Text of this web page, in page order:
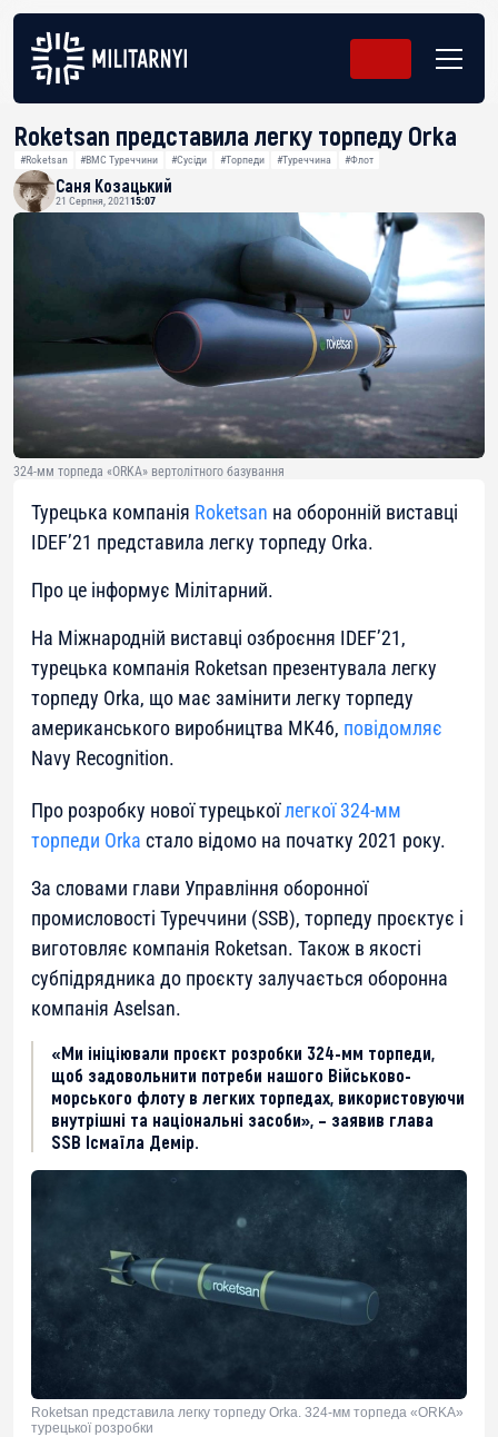
Roketsan представила легку торпеду Orka
#Roketsan #ВМС Туреччини #Сусіди #Торпеди #Туреччина #Флот
Саня Козацький
21 Серпня, 202115:07
324-мм торпеда «ORKA» вертолітного базування
Турецька компанія Roketsan на оборонній виставці
IDEF’21 представила легку торпеду Orka.
Про це інформує Мілітарний.
На Міжнародній виставці озброєння IDEF’21,
турецька компанія Roketsan презентувала легку
торпеду Orka, що має замінити легку торпеду
американського виробництва MK46, повідомляє
Navy Recognition.
Про розробку нової турецькоїлегкої 324-мм
торпеди Orka стало відомо на початку 2021 року.
За словами глави Управління оборонної
промисловості Туреччини (SSB), торпеду проєктує і
виготовляє компанія Roketsan. Також в якості
субпідрядника до проєкту залучається оборонна
компанія Aselsan.
«Ми ініціювали проєкт розробки 324-мм торпеди,
щоб задовольнити потреби нашого Військово-
морського флоту в легких торпедах, використовуючи
внутрішні та національні засоби», – заявив глава
SSB Ісмаїла Демір.
Roketsan представила легку торпеду Orka. 324-мм торпеда «ORKA»
турецької розробки